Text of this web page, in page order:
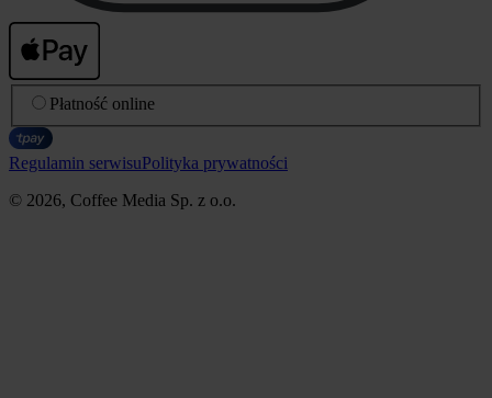
Płatność online
Regulamin serwisuPolityka prywatności
© 2026, Coffee Media Sp. z o.o.